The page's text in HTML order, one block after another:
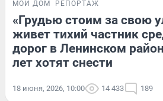
МОЙ ДОМ РЕПОРТАЖ
«Грудью стоим за свою
живет тихий частник
дорог в Ленинском
лет хотят снести
18 июня, 2026, 10:00 14 433 189